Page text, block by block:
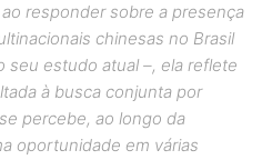
responder sobre a presença
chinesas no Brasil
seu estudo atual –, ela reflete
à busca conjunta por
percebe, ao longo da
oportunidade em várias